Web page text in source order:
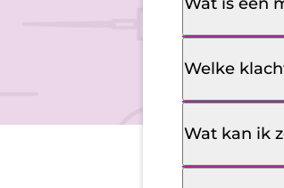
Welke
Wat kan ik